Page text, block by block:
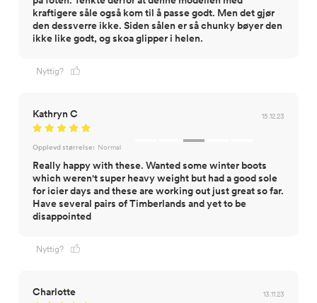
kraftigere såle også kom til å passe godt. Men det gjør
den dessverre ikke. Siden sålen er så chunky bøyer den
ikke like godt, og skoa glipper i helen.
Nyttig?
Kathryn C 15.12.23
Opplevd størrelse: Normal
Really happy with these. Wanted some winter boots
which weren't super heavy weight but had a good sole
for icier days and these are working out just great so far.
Have several pairs of Timberlands and yet to be
disappointed
Nyttig?
Charlotte 13.11.23